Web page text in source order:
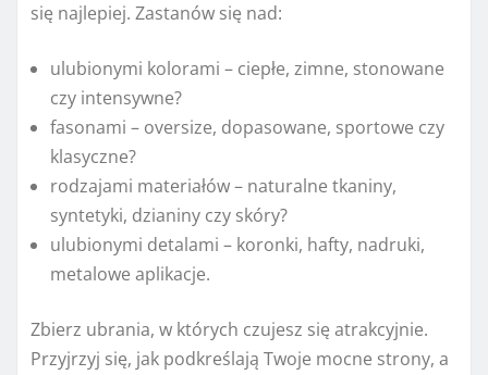
się najlepiej. Zastanów się nad:
ulubionymi kolorami – ciepłe, zimne, stonowane
czy intensywne?
fasonami – oversize, dopasowane, sportowe czy
klasyczne?
rodzajami materiałów – naturalne tkaniny,
syntetyki, dzianiny czy skóry?
ulubionymi detalami – koronki, hafty, nadruki,
metalowe aplikacje.
Zbierz ubrania, w których czujesz się atrakcyjnie.
Przyjrzyj się, jak podkreślają Twoje mocne strony, a